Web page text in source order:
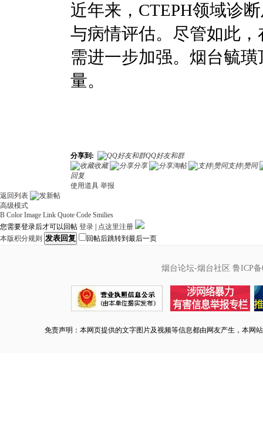
近年来，CTEPH领域诊
与病情评估。尽管如此
需进一步加强。烟台毓
量。
分享到:
QQ好友和群
收藏
分享 淘帖
支持|赞同
回复
使用道具 举报
返回列表
高级模式
B Color Image Link Quote Code Smilies
您需要登录后才可以回帖 登录
点这里注册
本版积分规则 发表回复 回帖后跳转到最后一页
烟台论坛-烟台社区 鲁ICP备
免责声明：本网页提供的文字图片及视频等信息都由网友产生，本网